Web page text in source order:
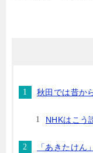
秋田では昔か
NHKはこう
「あきたけ